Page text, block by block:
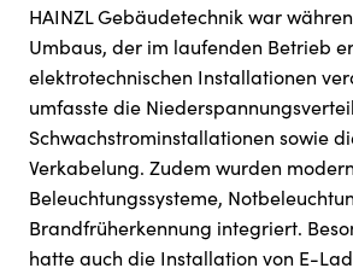
HAINZL Gebäudetechnik war
Umbaus, der im laufenden Betrieb
elektrotechnischen Installationen
umfasste die
Schwachstrominstallationen sowie
Verkabelung. Zudem wurden
Beleuchtungssysteme,
Brandfrüherkennung integriert.
hatte auch die Installation von E-